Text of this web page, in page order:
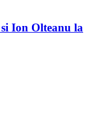
Ion Olteanu la